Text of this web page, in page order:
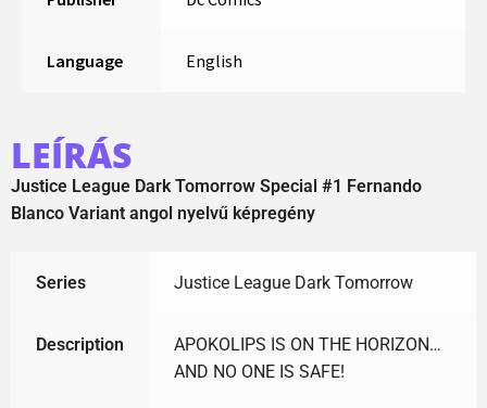
Language English
LEÍRÁS
Justice League Dark Tomorrow Special #1 Fernando
Blanco Variant angol nyelvű képregény
Series Justice League Dark Tomorrow
Description
APOKOLIPS IS ON THE HORIZON…
AND NO ONE IS SAFE!